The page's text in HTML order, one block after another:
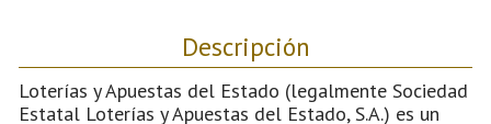
Descripción
Loterías y Apuestas del Estado (legalmente Sociedad
Estatal Loterías y Apuestas del Estado, S.A.) es un